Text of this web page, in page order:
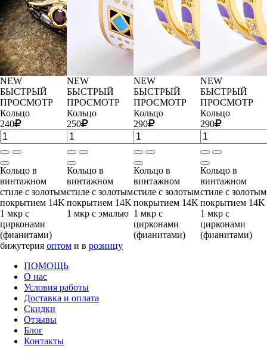
NEW
БЫСТРЫЙ
ПРОСМОТР
Кольцо
240
Кольцо в
винтажном
стиле с золотым
покрытием 14K
1 мкр с
цирконами
(фианитами)
NEW
БЫСТРЫЙ
ПРОСМОТР
Кольцо
250
Кольцо в
винтажном
стиле с золотым
покрытием 14K
1 мкр с эмалью
NEW
БЫСТРЫЙ
ПРОСМОТР
Кольцо
290
Кольцо в
винтажном
стиле с золотым
покрытием 14K
1 мкр с
цирконами
(фианитами)
NEW
БЫСТРЫЙ
ПРОСМОТР
Кольцо
290
Кольцо в
винтажном
стиле с золотым
покрытием 14K
1 мкр с
цирконами
(фианитами)
бижутерия оптом и в розницу
ПОМОЩЬ
О нас
Условия работы
Доставка и оплата
Скидки
Отзывы
Блог
Контакты